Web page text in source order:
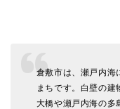
倉敷市は、瀬戸内海
まちです。白壁の
大橋や瀬戸内海の多